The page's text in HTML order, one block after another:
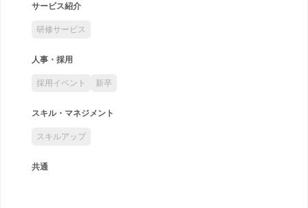
サービス紹介
研修サービス
人事・採用
採用イベント 新卒
スキル・マネジメント
スキルアップ
共通